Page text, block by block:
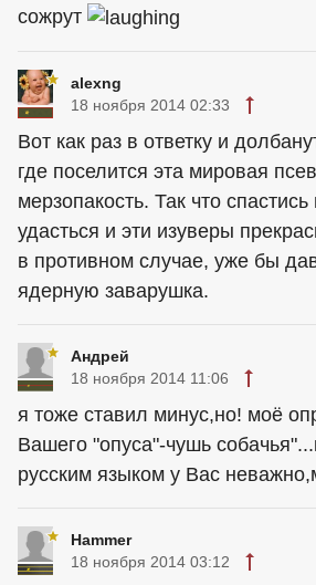
сожрут
alexng
18 ноября 2014 02:33
Вот как раз в ответку и
где поселится эта мировая
мерзопакость. Так что
удасться и эти изуверы
в противном случае, уже бы
ядерную заварушка.
Aндрей
18 ноября 2014 11:06
я тоже ставил минус,но! моё
Вашего "опуса"-чушь
русским языком у Вас
Hammer
18 ноября 2014 03:12